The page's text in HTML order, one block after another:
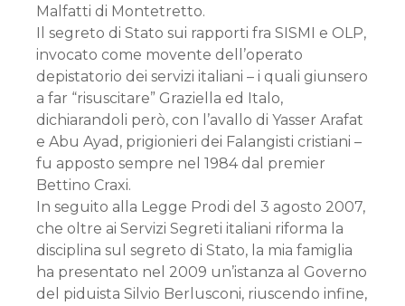
Malfatti di Montetretto.
Il segreto di Stato sui rapporti fra SISMI e OLP,
invocato come movente dell’operato
depistatorio dei servizi italiani – i quali giunsero
a far “risuscitare” Graziella ed Italo,
dichiarandoli però, con l’avallo di Yasser Arafat
e Abu Ayad, prigionieri dei Falangisti cristiani –
fu apposto sempre nel 1984 dal premier
Bettino Craxi.
In seguito alla Legge Prodi del 3 agosto 2007,
che oltre ai Servizi Segreti italiani riforma la
disciplina sul segreto di Stato, la mia famiglia
ha presentato nel 2009 un’istanza al Governo
del piduista Silvio Berlusconi, riuscendo infine,